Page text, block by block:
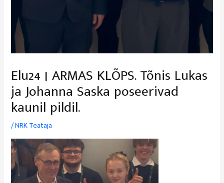
Elu24 | ARMAS KLÕPS. Tõnis Lukas
ja Johanna Saska poseerivad
kaunil pildil.
/NRK Teataja